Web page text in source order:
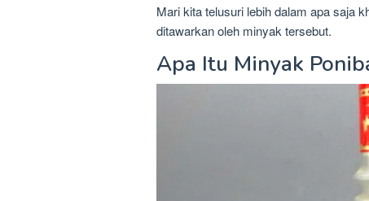
Mari kita telusuri lebih dalam apa saja
ditawarkan oleh minyak tersebut.
Apa Itu Minyak